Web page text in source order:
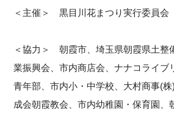
＜主催＞ 黒目川花まつり実行委員会
＜協力＞ 朝霞市、埼玉県朝霞県土整
業振興会、市内商店会、ナナコライブ
青年部、市内小・中学校、大村商事(
成会朝霞教会、市内幼稚園・保育園、